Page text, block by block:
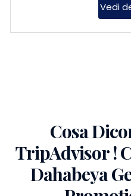
Vedi
Cosa
TripAdvisor !
Dahabeya